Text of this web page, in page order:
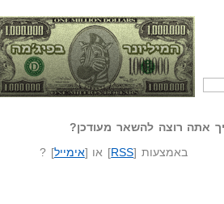
שאל שאלה המיליונר בפיג'מה
אתה רוצה להשאר מעודכן?
באמצעות [RSS] או [אימייל] ?